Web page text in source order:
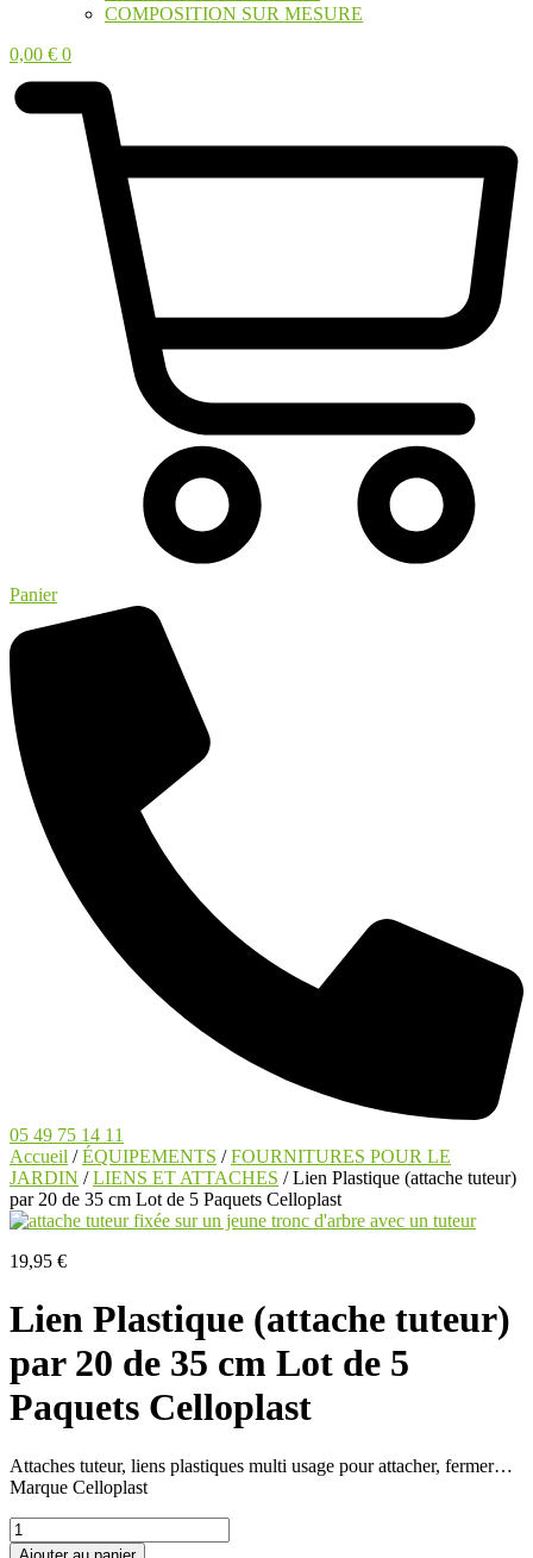
COMPOSITION SUR MESURE
0,00 € 0
Panier
05 49 75 14 11
Accueil /ÉQUIPEMENTS /FOURNITURES POUR LE
JARDIN /LIENS ET ATTACHES / Lien Plastique (attache tuteur)
par 20 de 35 cm Lot de 5 Paquets Celloplast
19,95 €
Lien Plastique (attache tuteur)
par 20 de 35 cm Lot de 5
Paquets Celloplast
Attaches tuteur, liens plastiques multi usage pour attacher, fermer…
Marque Celloplast
quantité
de